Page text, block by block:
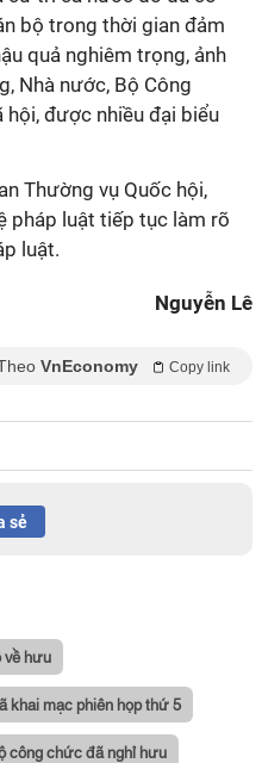
bộ trong thời gian đảm
quả nghiêm trọng, ảnh
Nhà nước, Bộ Công
được nhiều đại biểu
Thường vụ Quốc hội,
pháp luật tiếp tục làm rõ
luật.
Nguyễn Lê
VnEconomy Copy link
sẻ
về hưu
khai mạc phiên họp thứ 5
công chức đã nghỉ hưu